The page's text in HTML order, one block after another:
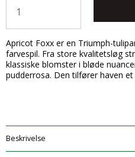
Apricot Foxx er en Triumph-
farvespil. Fra store kvalitetsløg
klassiske blomster i bløde
pudderrosa. Den tilfører haven
Beskrivelse